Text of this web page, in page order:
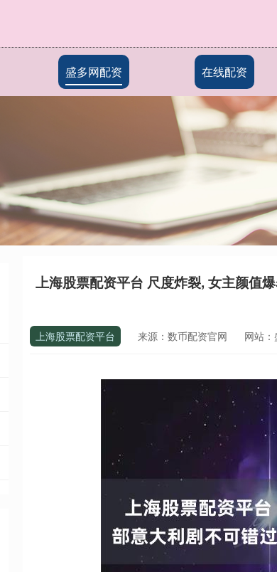
盛多网配资 在线配资
上海股票配资平台 尺度炸裂, 女主颜值
上海股票配资平台 来源：数币配资官网 网站